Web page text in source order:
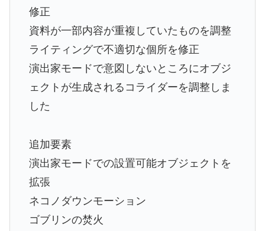
修正
資料が一部内容が重複していたものを調整
ライティングで不適切な個所を修正
演出家モードで意図しないところにオブジ
ェクトが生成されるコライダーを調整しま
した
追加要素
演出家モードでの設置可能オブジェクトを
拡張
ネコノダウンモーション
ゴブリンの焚火